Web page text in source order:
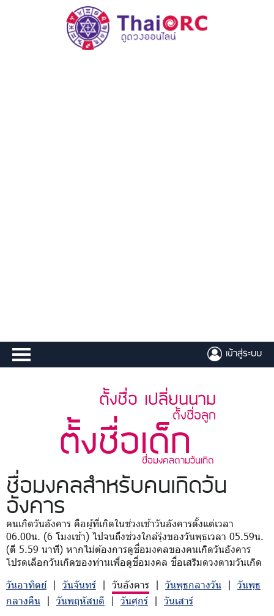
เข้าสู่ระบบ
ตั้งชื่อ เปลี่ยนนาม
ตั้งชื่อลูก
ตั้งชื่อเด็ก
ชื่อมงคลตามวันเกิด
ชื่อมงคลสำหรับคนเกิดวัน
อังคาร
คนเกิดวันอังคาร คือผู้ที่เกิดในช่วงเช้าวันอังคารตั้งแต่เวลา
06.00น. (6 โมงเช้า) ไปจนถึงช่วงใกล้รุ่งของวันพุธเวลา 05.59น.
(ตี 5.59 นาที) หากไม่ต้องการดูชื่อมงคลของคนเกิดวันอังคาร
โปรดเลือกวันเกิดของท่านเพื่อดูชื่อมงคล ชื่อเสริมดวงตามวันเกิด
วันอาทิตย์| วันจันทร์ | วันอังคาร | วันพุธกลางวัน | วันพุธ
กลางคืน | วันพฤหัสบดี | วันศุกร์ | วันเสาร์